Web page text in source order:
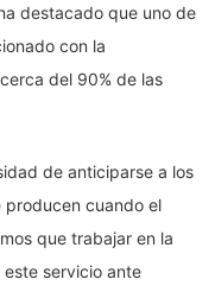
destacado que uno de
con la
del 90% de las
de anticiparse a los
producen cuando el
que trabajar en la
servicio ante